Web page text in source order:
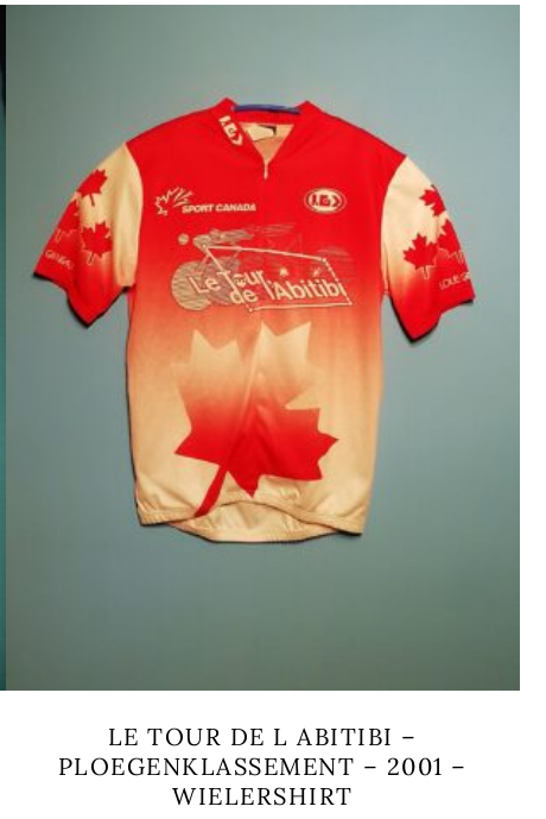
LE TOUR DE L ABITIBI –
PLOEGENKLASSEMENT – 2001 –
WIELERSHIRT